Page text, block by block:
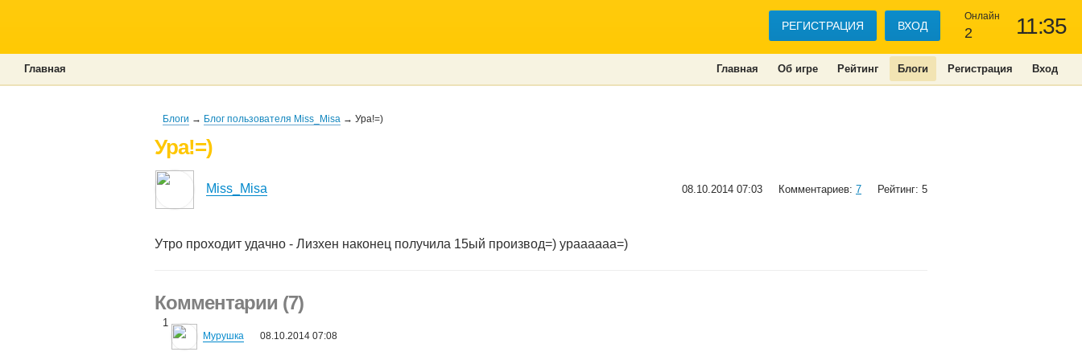
11:35
Онлайн
2
РЕГИСТРАЦИЯ ВХОД
Главная Об игре Рейтинг Блоги Регистрация Вход
Главная
Блоги → Блог пользователя Miss_Misa → Ура!=)
Ура!=)
Miss_Misa 08.10.2014 07:03 Комментариев: 7 Рейтинг: 5
Утро проходит удачно - Лизхен наконец получила 15ый производ=) ураааааа=)
Комментарии (7)
1
Мурушка 08.10.2014 07:08